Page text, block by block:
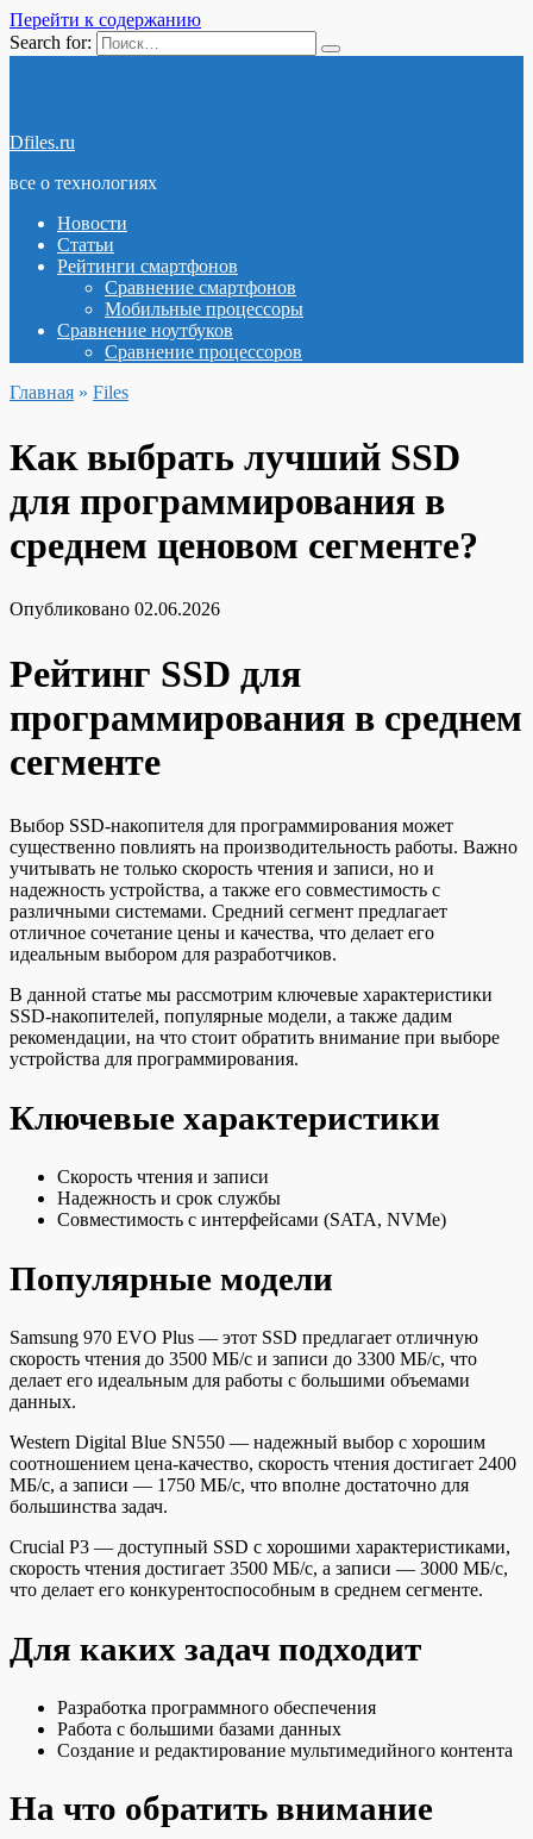
Перейти к содержанию
Search for:
Dfiles.ru
все о технологиях
Новости
Статьи
Рейтинги смартфонов
Сравнение смартфонов
Мобильные процессоры
Сравнение ноутбуков
Сравнение процессоров
Главная » Files
Как выбрать лучший SSD
для программирования в
среднем ценовом сегменте?
Опубликовано 02.06.2026
Рейтинг SSD для
программирования в среднем
сегменте
Выбор SSD-накопителя для программирования может
существенно повлиять на производительность работы. Важно
учитывать не только скорость чтения и записи, но и
надежность устройства, а также его совместимость с
различными системами. Средний сегмент предлагает
отличное сочетание цены и качества, что делает его
идеальным выбором для разработчиков.
В данной статье мы рассмотрим ключевые характеристики
SSD-накопителей, популярные модели, а также дадим
рекомендации, на что стоит обратить внимание при выборе
устройства для программирования.
Ключевые характеристики
Скорость чтения и записи
Надежность и срок службы
Совместимость с интерфейсами (SATA, NVMe)
Популярные модели
Samsung 970 EVO Plus — этот SSD предлагает отличную
скорость чтения до 3500 МБ/с и записи до 3300 МБ/с, что
делает его идеальным для работы с большими объемами
данных.
Western Digital Blue SN550 — надежный выбор с хорошим
соотношением цена-качество, скорость чтения достигает 2400
МБ/с, а записи — 1750 МБ/с, что вполне достаточно для
большинства задач.
Crucial P3 — доступный SSD с хорошими характеристиками,
скорость чтения достигает 3500 МБ/с, а записи — 3000 МБ/с,
что делает его конкурентоспособным в среднем сегменте.
Для каких задач подходит
Разработка программного обеспечения
Работа с большими базами данных
Создание и редактирование мультимедийного контента
На что обратить внимание